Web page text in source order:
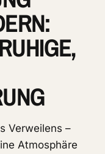
Verweilens –
Atmosphäre